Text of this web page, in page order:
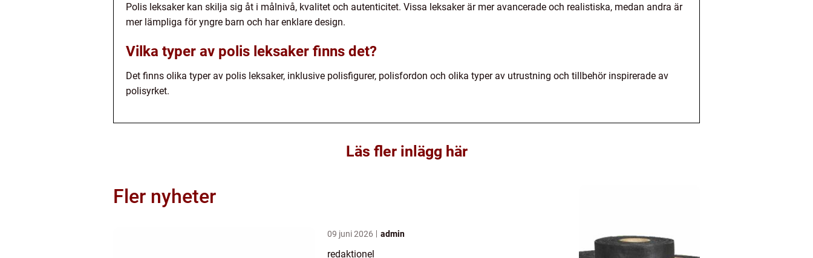
Polis leksaker kan skilja sig åt i målnivå, kvalitet och autenticitet. Vissa leksaker är mer avancerade och realistiska, medan andra är
mer lämpliga för yngre barn och har enklare design.
Vilka typer av polis leksaker finns det?
Det finns olika typer av polis leksaker, inklusive polisfigurer, polisfordon och olika typer av utrustning och tillbehör inspirerade av
polisyrket.
Läs fler inlägg här
Fler nyheter
09 juni 2026 admin
redaktionel